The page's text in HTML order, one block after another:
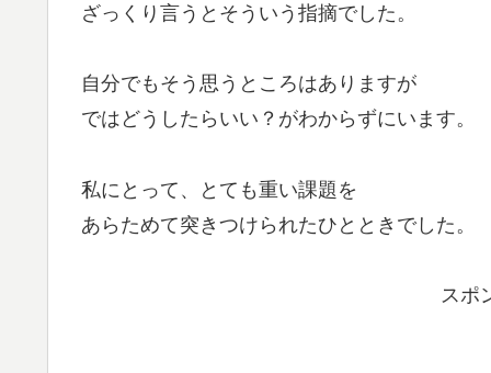
ざっくり言うとそういう指摘でした。
自分でもそう思うところはありますが
ではどうしたらいい？がわからずにいます。
私にとって、とても重い課題を
あらためて突きつけられたひとときでした。
スポ